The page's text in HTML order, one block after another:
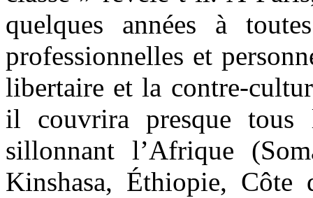
quelques années à
professionnelles et
libertaire et la contre-
il couvrira presque tous
sillonnant l’Afrique
Kinshasa, Éthiopie,